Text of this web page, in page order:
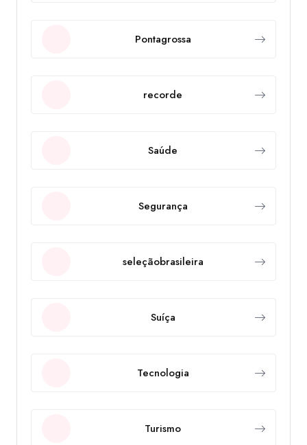
Pontagrossa
recorde
Saúde
Segurança
seleçãobrasileira
Suíça
Tecnologia
Turismo